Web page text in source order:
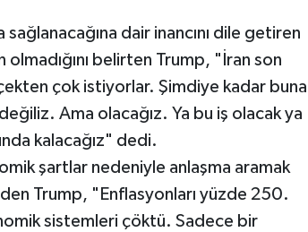
dair inancını dile getiren
belirten Trump, "İran son
çok istiyorlar. Şimdiye kadar buna
Ama olacağız. Ya bu iş olacak ya
kalacağız" dedi.
şartlar nedeniyle anlaşma aramak
Trump, "Enflasyonları yüzde 250.
sistemleri çöktü. Sadece bir